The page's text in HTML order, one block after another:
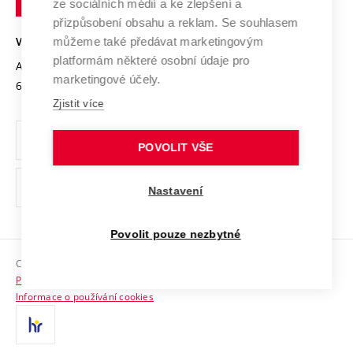
Open Science
Projekty
Projekty ze strukturálních fondů
Specifický výzkum
Univerzitní sítě
Bezpečná univerzita
Vyznamenání
Organizační struktura
Ochrana osobních údajů
odkaz)
Sociální bezpečí
HR Award
Kontakty
Brně
VYSOKÉ UČENÍ TECHNICKÉ V BRNĚ
Antonínská 548/1
602 00 Brno
www.vut.cz
vut@vutbr.cz
Copyright © 2026 VUT
Prohlášení o přístupnosti
Informace o používání cookies
ze sociálních médií a ke zlepšení a
přizpůsobení obsahu a reklam. Se souhlasem
můžeme také předávat marketingovým
platformám některé osobní údaje pro
marketingové účely.
Zjistit více
POVOLIT VŠE
Nastavení
Povolit pouze nezbytné